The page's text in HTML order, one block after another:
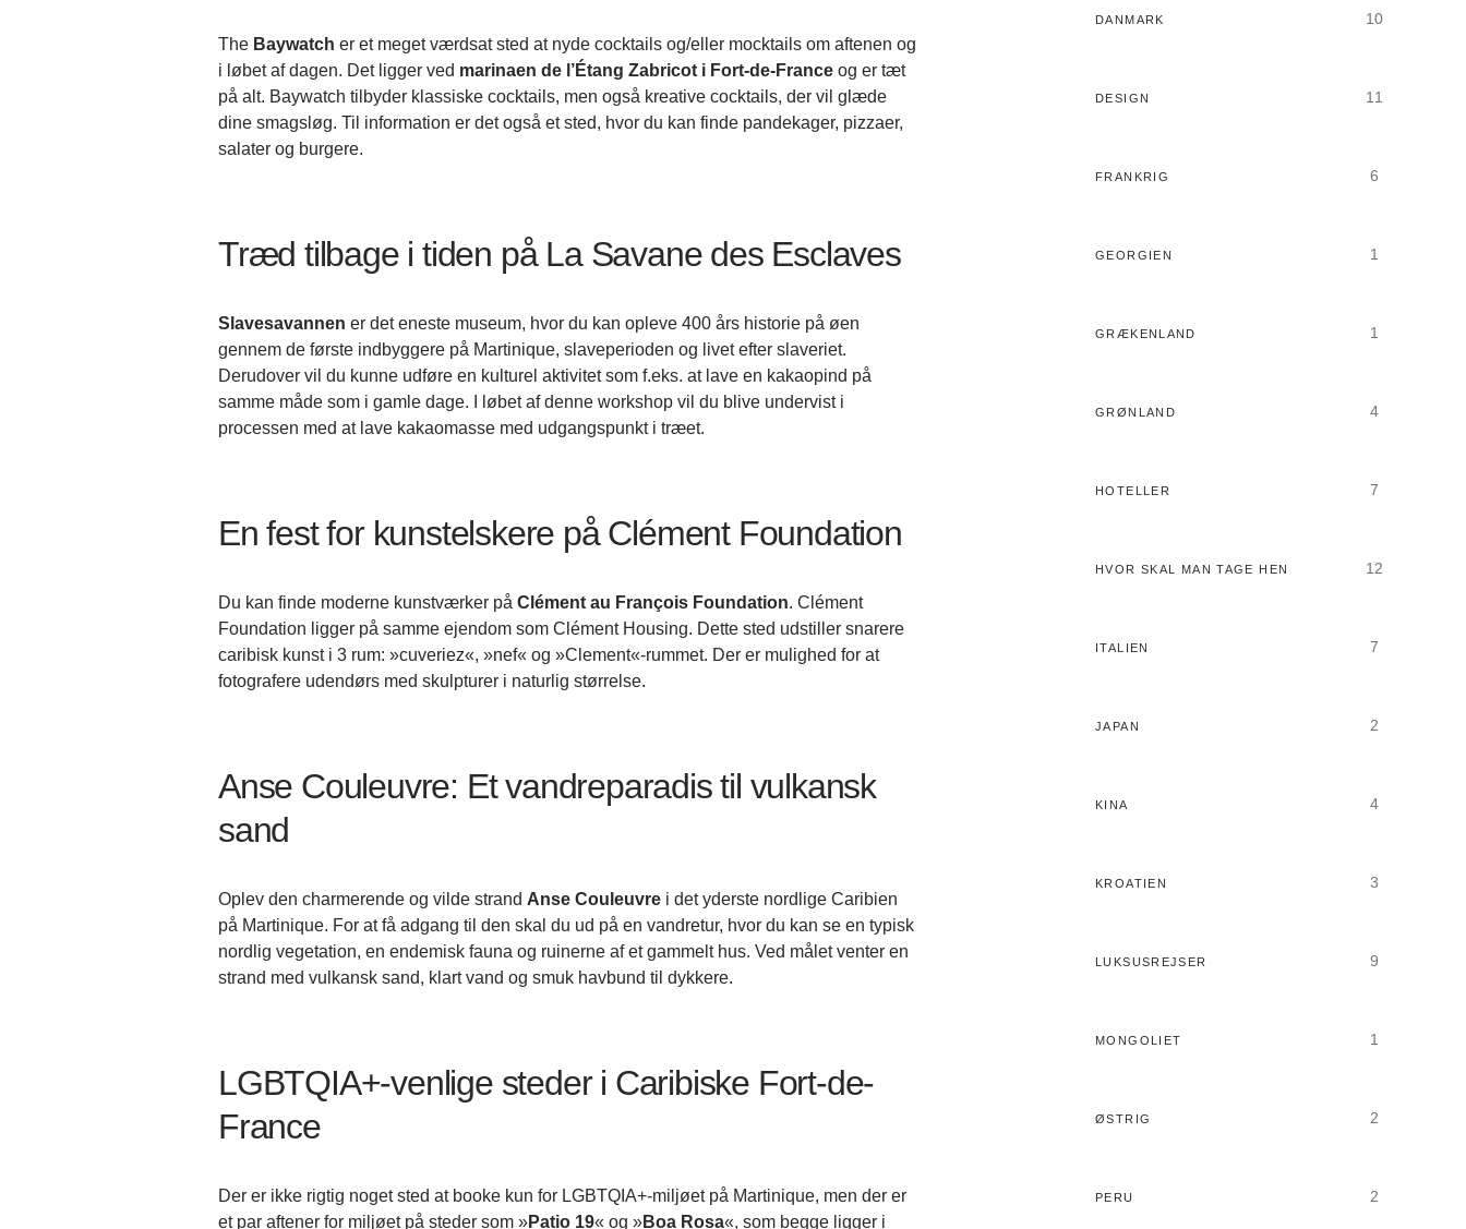
The Baywatch er et meget værdsat sted at nyde cocktails og/eller mocktails om aftenen og
i løbet af dagen. Det ligger ved marinaen de l’Étang Zabricot i Fort-de-France og er tæt
på alt. Baywatch tilbyder klassiske cocktails, men også kreative cocktails, der vil glæde
dine smagsløg. Til information er det også et sted, hvor du kan finde pandekager, pizzaer,
salater og burgere.
Træd tilbage i tiden på La Savane des Esclaves
Slavesavannen er det eneste museum, hvor du kan opleve 400 års historie på øen
gennem de første indbyggere på Martinique, slaveperioden og livet efter slaveriet.
Derudover vil du kunne udføre en kulturel aktivitet som f.eks. at lave en kakaopind på
samme måde som i gamle dage. I løbet af denne workshop vil du blive undervist i
processen med at lave kakaomasse med udgangspunkt i træet.
En fest for kunstelskere på Clément Foundation
Du kan finde moderne kunstværker på Clément au François Foundation. Clément
Foundation ligger på samme ejendom som Clément Housing. Dette sted udstiller snarere
caribisk kunst i 3 rum: »cuveriez«, »nef« og »Clement«-rummet. Der er mulighed for at
fotografere udendørs med skulpturer i naturlig størrelse.
Anse Couleuvre: Et vandreparadis til vulkansk
sand
Oplev den charmerende og vilde strand Anse Couleuvre i det yderste nordlige Caribien
på Martinique. For at få adgang til den skal du ud på en vandretur, hvor du kan se en typisk
nordlig vegetation, en endemisk fauna og ruinerne af et gammelt hus. Ved målet venter en
strand med vulkansk sand, klart vand og smuk havbund til dykkere.
LGBTQIA+-venlige steder i Caribiske Fort-de-
France
Der er ikke rigtig noget sted at booke kun for LGBTQIA+-miljøet på Martinique, men der er
et par aftener for miljøet på steder som »Patio 19« og »Boa Rosa«, som begge ligger i
DANMARK 10
DESIGN 11
FRANKRIG 6
GEORGIEN 1
GRÆKENLAND 1
GRØNLAND 4
HOTELLER 7
HVOR SKAL MAN TAGE HEN 12
ITALIEN 7
JAPAN 2
KINA 4
KROATIEN 3
LUKSUSREJSER 9
MONGOLIET 1
ØSTRIG 2
PERU 2